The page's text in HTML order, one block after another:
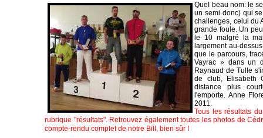
QueI beau nom: le
un semi donc) qui
challenges, celui du
grande foule. Un
le 10 malgré la
largement au-
que le parcours,
Vayrac » dans un
Raynaud de Tulle
de club, Elisabeth
distance plus
l'emporte. Anne
2011.
Tous les résultats
rubrique "résultats". Retrouvez également toutes les photos de
compte-rendu complet de notre Bill, bien sûr !